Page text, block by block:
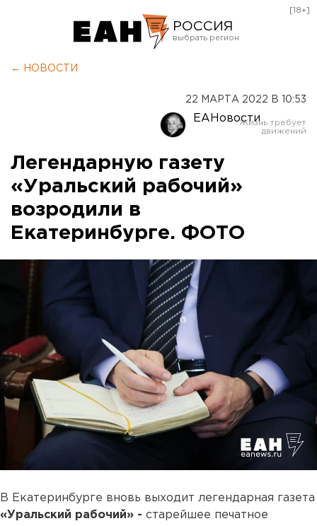
РОССИЯ
Оренбург
[18+]
← НОВОСТИ
22 МАРТА 2022 В 10:53
ЕАНовости
Легендарную газету
«Уральский рабочий»
возродили в
Екатеринбурге. ФОТО
В Екатеринбурге вновь выходит легендарная газета
«Уральский рабочий» - старейшее печатное